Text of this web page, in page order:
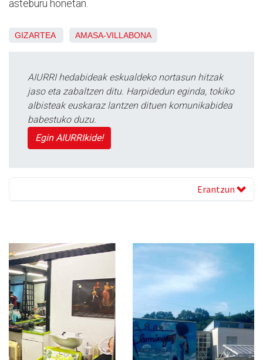
asteburu honetan.
GIZARTEA AMASA-VILLABONA
AIURRI hedabideak eskualdeko nortasun hitzak
jaso eta zabaltzen ditu. Harpidedun eginda, tokiko
albisteak euskaraz lantzen dituen komunikabidea
babestuko duzu.
Egin AIURRIkide!
Erantzun